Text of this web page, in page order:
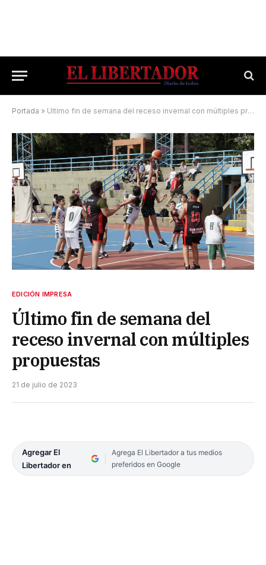
Portada » Último fin de semana del receso invernal con múltiples propuestas
EDICIÓN IMPRESA
Último fin de semana del
receso invernal con múltiples
propuestas
21 de julio de 2023
Agregar El
Libertador en
Agrega El Libertador a tus medios
preferidos en Google